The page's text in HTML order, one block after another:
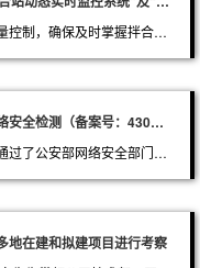
为加强东昌高速公路项目质量控制，确保及时掌握拌合站的生产动态及混凝土试块试验检测强度
创华公司网站通过公安部网络安全检测（备案号：43011102000296）
近日，创华公司的网站顺利通过了公安部网络安全部门的检测，成功取得了公安部网络安全部门颁发的公安机关备案号
地在建和拟建项目进行考察